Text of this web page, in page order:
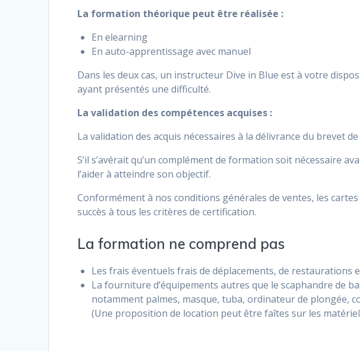
La formation théorique peut être réalisée :
En elearning
En auto-apprentissage avec manuel
Dans les deux cas, un instructeur Dive in Blue est à votre
ayant présentés une difficulté.
La validation des compétences acquises :
La validation des acquis nécessaires à la délivrance du brevet
S’il s’avérait qu’un complément de formation soit nécessaire
l’aider à atteindre son objectif.
Conformément à nos conditions générales de ventes, les
succès à tous les critères de certification.
La formation ne comprend pas
Les frais éventuels frais de déplacements, de restaurations
La fourniture d’équipements autres que le scaphandre de
notamment palmes, masque, tuba, ordinateur de plongée,
(Une proposition de location peut être faîtes sur les